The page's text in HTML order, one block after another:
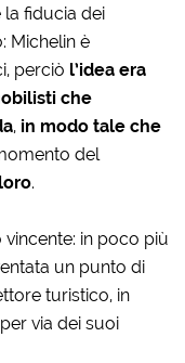
la fiducia dei
Michelin è
perciò l’idea era
che
, in modo tale che
del
.
vincente: in poco più
un punto di
turistico, in
via dei suoi